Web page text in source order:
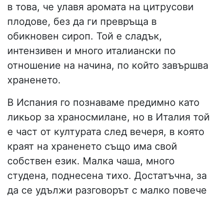
в това, че улавя аромата на цитрусови
плодове, без да ги превръща в
обикновен сироп. Той е сладък,
интензивен и много италиански по
отношение на начина, по който завършва
храненето.
В Испания го познаваме предимно като
ликьор за храносмилане, но в Италия той
е част от културата след вечеря, в която
краят на храненето също има свой
собствен език. Малка чаша, много
студена, поднесена тихо. Достатъчна, за
да се удължи разговорът с малко повече